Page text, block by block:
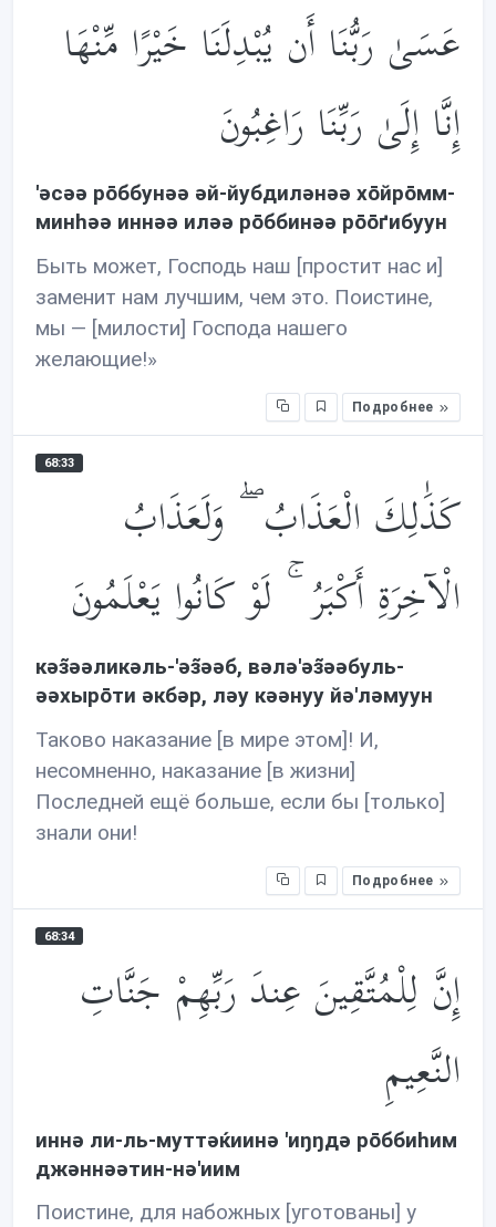
عَسَىٰ رَبُّنَا أَن يُبْدِلَنَا خَيْرًا مِّنْهَا
إِنَّا إِلَىٰ رَبِّنَا رَاغِبُونَ
'əсəə рōббунəə əй-йубдилəнəə хōйрōмм-
минhəə иннəə илəə рōббинəə рōōґибуун
Быть может, Господь наш [простит нас и]
заменит нам лучшим, чем это. Поистине,
мы — [милости] Господа нашего
желающие!»
Подробнее
68:33
كَذَ‌ٰلِكَ الْعَذَابُ ۖ وَلَعَذَابُ
الْآخِرَةِ أَكْبَرُ ۚ لَوْ كَانُوا يَعْلَمُونَ
кəз̃əəликəль-'əз̃əəб, вəлə'əз̃əəбуль-
əəхырōти əкбəр, лəу кəəнуу йə'лəмуун
Таково наказание [в мире этом]! И,
несомненно, наказание [в жизни]
Последней ещё больше, если бы [только]
знали они!
Подробнее
68:34
إِنَّ لِلْمُتَّقِينَ عِندَ رَبِّهِمْ جَنَّاتِ
النَّعِيمِ
иннə ли-ль-муттəќиинə 'иŋŋдə рōббиhим
джəннəəтин-нə'иим
Поистине, для набожных [уготованы] у